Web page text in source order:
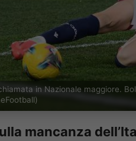
in Nazionale maggiore.
mancanza